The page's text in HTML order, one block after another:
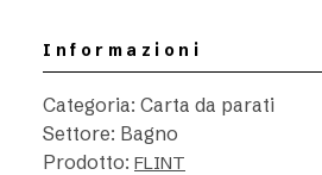
Informazioni
Categoria: Carta da parati
Settore: Bagno
Prodotto: FLINT